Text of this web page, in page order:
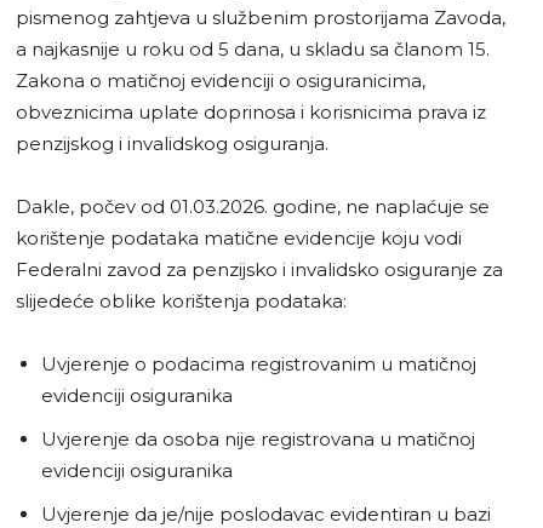
pismenog zahtjeva u službenim prostorijama Zavoda,
a najkasnije u roku od 5 dana, u skladu sa članom 15.
Zakona o matičnoj evidenciji o osiguranicima,
obveznicima uplate doprinosa i korisnicima prava iz
penzijskog i invalidskog osiguranja.
Dakle, počev od 01.03.2026. godine, ne naplaćuje se
korištenje podataka matične evidencije koju vodi
Federalni zavod za penzijsko i invalidsko osiguranje za
slijedeće oblike korištenja podataka:
Uvjerenje o podacima registrovanim u matičnoj
evidenciji osiguranika
Uvjerenje da osoba nije registrovana u matičnoj
evidenciji osiguranika
Uvjerenje da je/nije poslodavac evidentiran u bazi